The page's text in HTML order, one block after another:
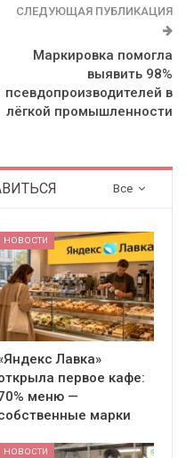
СЛЕДУЮЩАЯ ПУБЛИКАЦИЯ
Маркировка помогла
выявить 98%
псевдопроизводителей в
лёгкой промышленности
Все
НОВОСТИ
Лавка»
первое кафе:
меню —
марки
НОВОСТИ